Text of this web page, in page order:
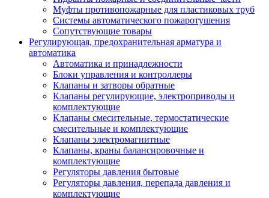
Муфты противопожарные для пластиковых труб
Системы автоматического пожаротушения
Сопутствующие товары
Регулирующая, предохранительная арматура и
автоматика
Автоматика и принадлежности
Блоки управления и контроллеры
Клапаны и затворы обратные
Клапаны регулирующие, электроприводы и
комплектующие
Клапаны смесительные, термостатические
смесительные и комплектующие
Клапаны электромагнитные
Клапаны, краны балансировочные и
комплектующие
Регуляторы давления бытовые
Регуляторы давления, перепада давления и
комплектующие